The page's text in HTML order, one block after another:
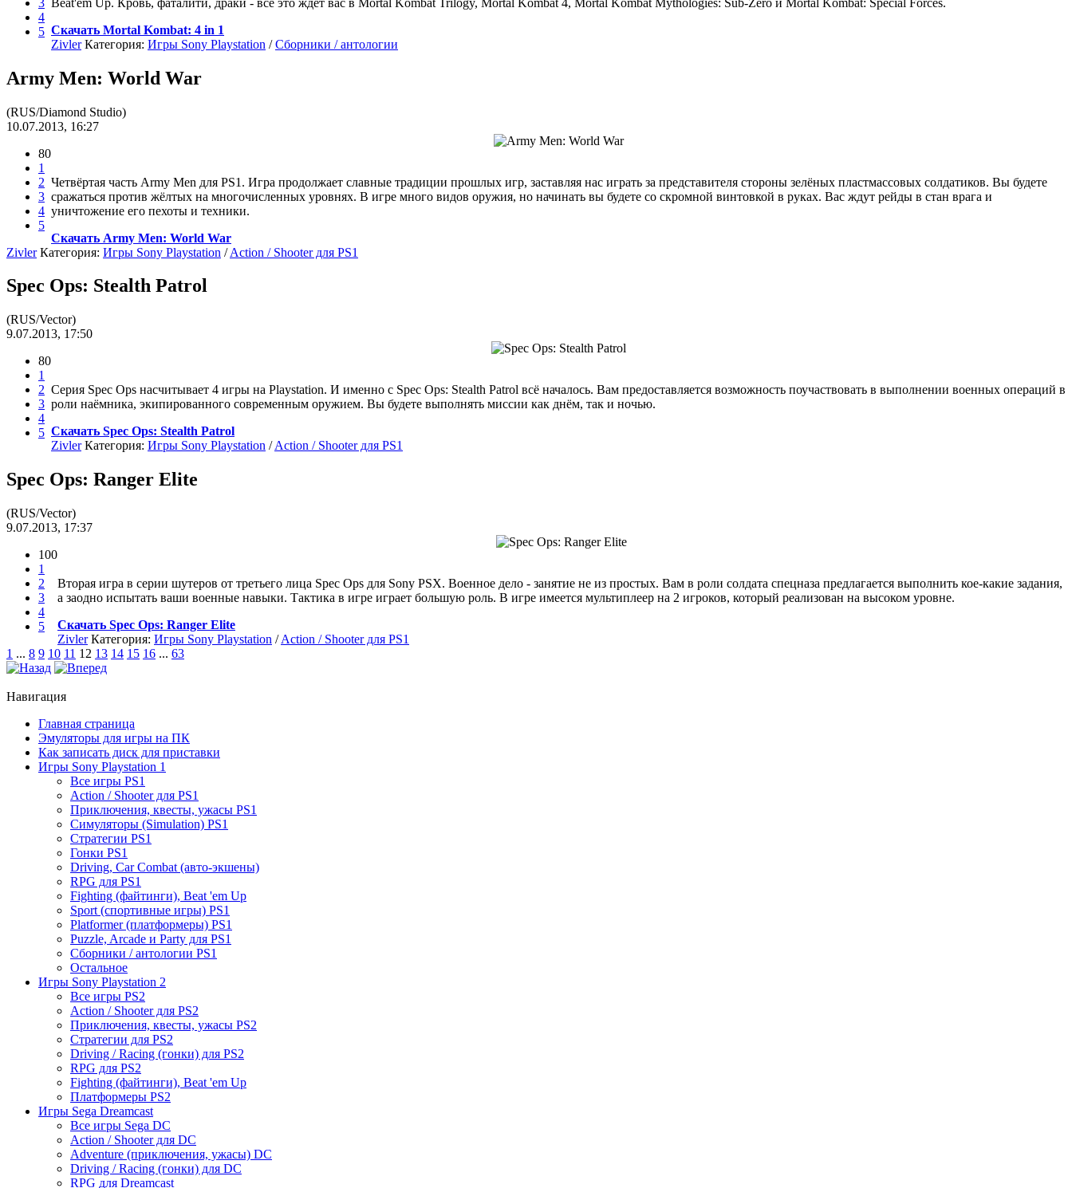
4
5 Скачать Mortal Kombat: 4 in 1
Zivler Категория: Игры Sony Playstation /Сборники / антологии
Army Men: World War
(RUS/Diamond Studio)
10.07.2013, 16:27
80
1
2
3
4
5
Четвёртая часть Army Men для PS1. Игра продолжает славные традиции прошлых игр, заставляя нас играть за представителя стороны зелёных пластмассовых солдатиков. Вы будете
сражаться против жёлтых на многочисленных уровнях. В игре много видов оружия, но начинать вы будете со скромной винтовкой в руках. Вас ждут рейды в стан врага и
уничтожение его пехоты и техники.
Скачать Army Men: World War
Zivler Категория: Игры Sony Playstation /Action / Shooter для PS1
Spec Ops: Stealth Patrol
(RUS/Vector)
9.07.2013, 17:50
80
1
2
3
4
5
Серия Spec Ops насчитывает 4 игры на Playstation. И именно с Spec Ops: Stealth Patrol всё началось. Вам предоставляется возможность поучаствовать в выполнении военных операций в
роли наёмника, экипированного современным оружием. Вы будете выполнять миссии как днём, так и ночью.
Скачать Spec Ops: Stealth Patrol
Zivler Категория: Игры Sony Playstation /Action / Shooter для PS1
Spec Ops: Ranger Elite
(RUS/Vector)
9.07.2013, 17:37
100
1
2
3
4
5
Вторая игра в серии шутеров от третьего лица Spec Ops для Sony PSX. Военное дело - занятие не из простых. Вам в роли солдата спецназа предлагается выполнить кое-какие задания,
а заодно испытать ваши военные навыки. Тактика в игре играет большую роль. В игре имеется мультиплеер на 2 игроков, который реализован на высоком уровне.
Скачать Spec Ops: Ranger Elite
Zivler Категория: Игры Sony Playstation /Action / Shooter для PS1
1 ... 8 9 10 11 12 13 14 15 16 ... 63
Навигация
Главная страница
Эмуляторы для игры на ПК
Как записать диск для приставки
Игры Sony Playstation 1
Все игры PS1
Action / Shooter для PS1
Приключения, квесты, ужасы PS1
Симуляторы (Simulation) PS1
Стратегии PS1
Гонки PS1
Driving, Car Combat (авто-экшены)
RPG для PS1
Fighting (файтинги), Beat 'em Up
Sport (спортивные игры) PS1
Platformer (платформеры) PS1
Puzzle, Arcade и Party для PS1
Сборники / антологии PS1
Остальное
Игры Sony Playstation 2
Все игры PS2
Action / Shooter для PS2
Приключения, квесты, ужасы PS2
Стратегии для PS2
Driving / Racing (гонки) для PS2
RPG для PS2
Fighting (файтинги), Beat 'em Up
Платформеры PS2
Игры Sega Dreamcast
Все игры Sega DC
Action / Shooter для DC
Adventure (приключения, ужасы) DC
Driving / Racing (гонки) для DC
RPG для Dreamcast